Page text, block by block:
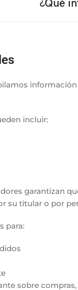
¿Qué
incluir:
garantizan
su titular o por
para:
sobre